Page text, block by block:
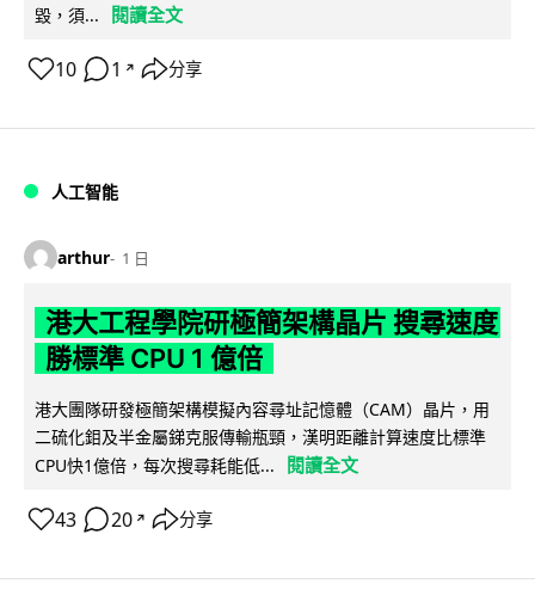
毀，須...
閱讀全文
10 1 ↗ 分享
人工智能
arthur 1 日
港大工程學院研極簡架構晶片 搜尋速度
勝標準 CPU 1 億倍
港大團隊研發極簡架構模擬內容尋址記憶體（CAM）晶片，用
二硫化鉬及半金屬銻克服傳輸瓶頸，漢明距離計算速度比標準
CPU快1億倍，每次搜尋耗能低...
閱讀全文
43 20 ↗ 分享